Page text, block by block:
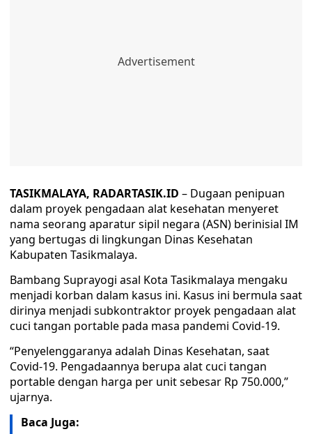
TASIKMALAYA, RADARTASIK.ID – Dugaan penipuan
dalam proyek pengadaan alat kesehatan menyeret
nama seorang aparatur sipil negara (ASN) berinisial IM
yang bertugas di lingkungan Dinas Kesehatan
Kabupaten Tasikmalaya.
Bambang Suprayogi asal Kota Tasikmalaya mengaku
menjadi korban dalam kasus ini. Kasus ini bermula saat
dirinya menjadi subkontraktor proyek pengadaan alat
cuci tangan portable pada masa pandemi Covid-19.
“Penyelenggaranya adalah Dinas Kesehatan, saat
Covid-19. Pengadaannya berupa alat cuci tangan
portable dengan harga per unit sebesar Rp 750.000,”
ujarnya.
Baca Juga: